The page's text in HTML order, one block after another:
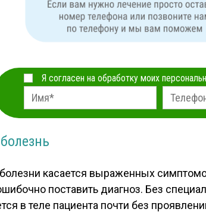
Я согласен на обработку моих
касается выраженных
поставить диагноз. Без
в теле пациента почти без